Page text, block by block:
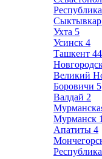
Сыктывкар
Ухта 5
Усинск 4
Ташкент 44
Великий
Боровичи 5
Валдай 2
Мурманск
Апатиты 4